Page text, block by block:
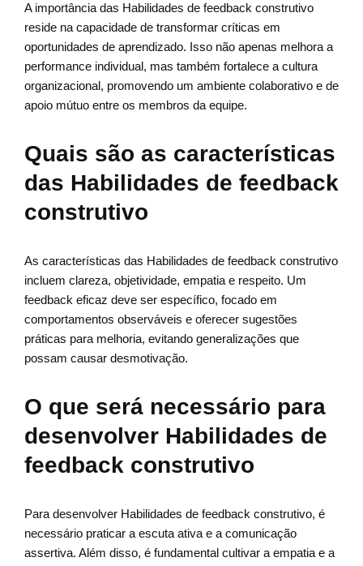
A importância das Habilidades de feedback construtivo
reside na capacidade de transformar críticas em
oportunidades de aprendizado. Isso não apenas melhora a
performance individual, mas também fortalece a cultura
organizacional, promovendo um ambiente colaborativo e de
apoio mútuo entre os membros da equipe.
Quais são as características
das Habilidades de feedback
construtivo
As características das Habilidades de feedback construtivo
incluem clareza, objetividade, empatia e respeito. Um
feedback eficaz deve ser específico, focado em
comportamentos observáveis e oferecer sugestões
práticas para melhoria, evitando generalizações que
possam causar desmotivação.
O que será necessário para
desenvolver Habilidades de
feedback construtivo
Para desenvolver Habilidades de feedback construtivo, é
necessário praticar a escuta ativa e a comunicação
assertiva. Além disso, é fundamental cultivar a empatia e a